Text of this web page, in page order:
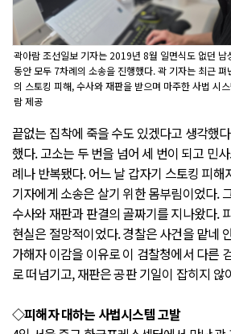
곽아람 조선일보 기자는 2019년 8월 일면식도 없던 남
동안 모두 7차례의 소송을 진행했다. 곽 기자는 최근
의 스토킹 피해, 수사와 재판을 받으며 마주한 사법 시
람 제공
끝없는 집착에 죽을 수도 있겠다고 생각했
했다. 고소는 두 번을 넘어 세 번이 되고 민
례나 반복됐다. 어느 날 갑자기 스토킹 피해
기자에게 소송은 살기 위한 몸부림이었다.
수사와 재판과 판결의 골짜기를 지나왔다.
현실은 절망적이었다. 경찰은 사건을 맡네
가해자 이감을 이유로 이 검찰청에서 다른
로 떠넘기고, 재판은 공판 기일이 잡히지 않
◇피해자 대하는 사법시스템 고발